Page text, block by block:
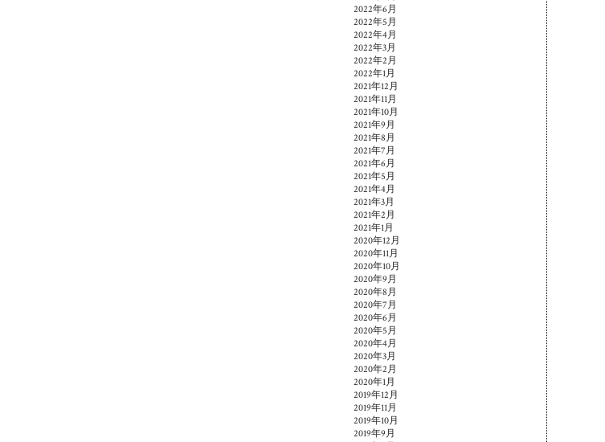
2022年6月
2022年5月
2022年4月
2022年3月
2022年2月
2022年1月
2021年12月
2021年11月
2021年10月
2021年9月
2021年8月
2021年7月
2021年6月
2021年5月
2021年4月
2021年3月
2021年2月
2021年1月
2020年12月
2020年11月
2020年10月
2020年9月
2020年8月
2020年7月
2020年6月
2020年5月
2020年4月
2020年3月
2020年2月
2020年1月
2019年12月
2019年11月
2019年10月
2019年9月